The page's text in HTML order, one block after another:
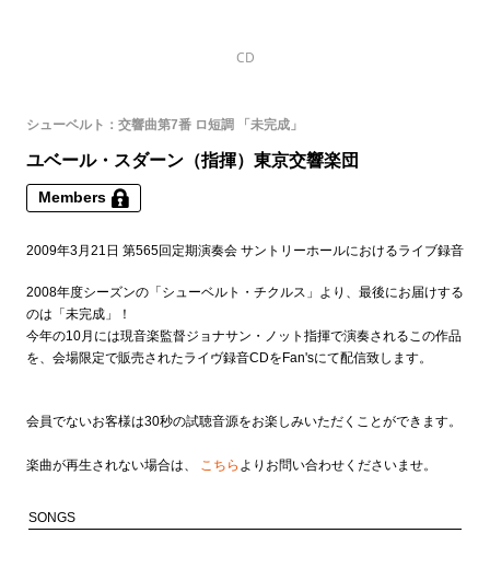
CD
シューベルト：交響曲第7番 ロ短調 「未完成」
ユベール・スダーン（指揮）東京交響楽団
Members
2009年3月21日 第565回定期演奏会 サントリーホールにおけるライブ録音
2008年度シーズンの「シューベルト・チクルス」より、最後にお届けする
のは「未完成」！
今年の10月には現音楽監督ジョナサン・ノット指揮で演奏されるこの作品
を、会場限定で販売されたライヴ録音CDをFan'sにて配信致します。
会員でないお客様は30秒の試聴音源をお楽しみいただくことができます。
楽曲が再生されない場合は、 こちら よりお問い合わせくださいませ。
SONGS